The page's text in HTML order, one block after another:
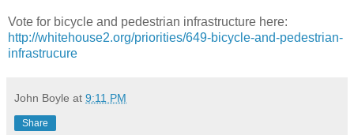
Vote for bicycle and pedestrian infrastructure here:
http://whitehouse2.org/priorities/649-bicycle-and-pedestrian-
infrastrucure
John Boyle at 9:11 PM
Share